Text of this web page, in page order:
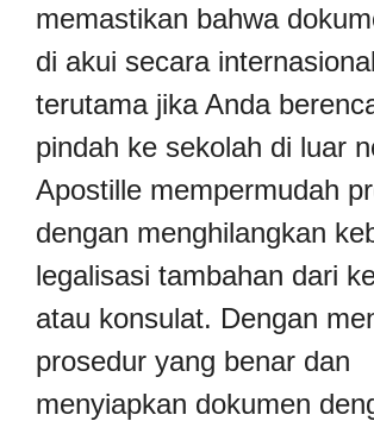
memastikan bahwa
di akui secara
terutama jika Anda
pindah ke sekolah di luar
Apostille mempermudah
dengan menghilangkan
legalisasi tambahan dari
atau konsulat. Dengan
prosedur yang benar dan
menyiapkan dokumen